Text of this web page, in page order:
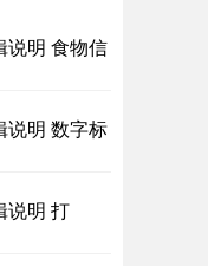
-0.02%
说明 食物信
说明 数字标
说明 打